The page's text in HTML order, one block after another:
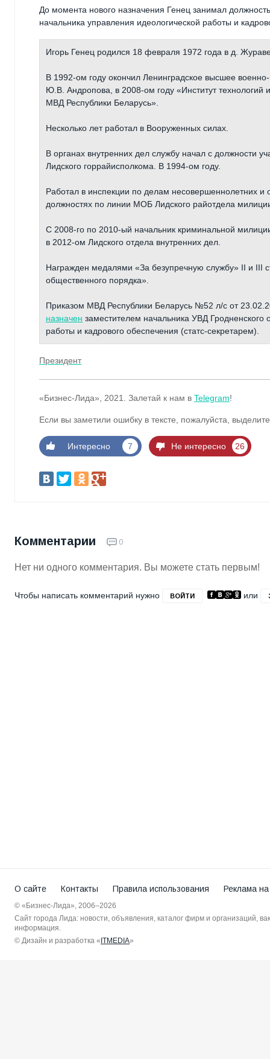
До момента нового назначения Генец занимал
начальника управления идеологической работы и
Игорь Генец родился 18 февраля 1972 года в д.
В 1992-ом году окончил Ленинградское высшее
Ю.В. Андропова, в 2008-ом году «Институт
МВД Республики Беларусь».
Несколько лет работал в Вооруженных силах.
В органах внутренних дел службу начал с должности
Лидского горрайисполкома. В 1994-ом году.
Работал в инспекции по делам несовершеннолетних
должностях по линии МОБ Лидского райотдела
С 2008-го по 2010-ый начальник криминальной
в 2012-ом Лидского отдела внутренних дел.
Награжден медалями «За безупречную службу» II и III
общественного порядка».
Приказом МВД Республики Беларусь №52 л/с от
назначен заместителем начальника УВД
работы и кадрового обеспечения (статс-секретарем).
Президент
«Бизнес-Лида», 2021. Залетай к нам в Telegram!
Если вы заметили ошибку в тексте, пожалуйста,
Интересно 7 Не интересно 26
Комментарии 0
Нет ни одного комментария. Вы можете стать первым!
Чтобы написать комментарий нужно ВОЙТИ или
О сайте Контакты Правила использования Реклама
© «Бизнес-Лида», 2006–2026
Сайт города Лида: новости, объявления, каталог фирм и организаций,
информация.
© Дизайн и разработка «ITMEDIA»